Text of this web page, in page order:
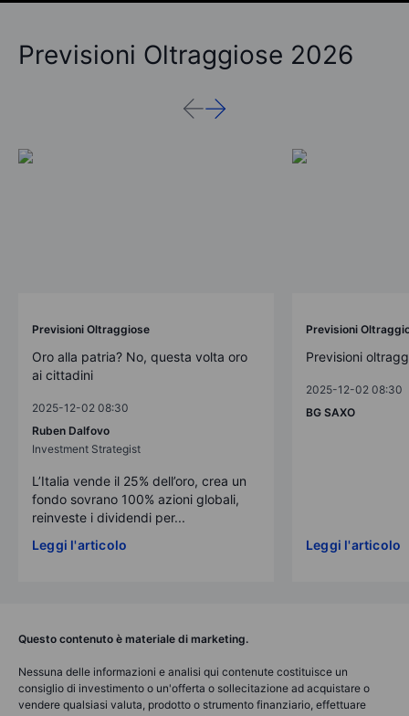
Previsioni Oltraggiose 2026
Previsioni Oltraggiose
Oro alla patria? No, questa volta oro
ai cittadini
2025-12-02 08:30
Ruben Dalfovo
Investment Strategist
L’Italia vende il 25% dell’oro, crea un
fondo sovrano 100% azioni globali,
reinveste i dividendi per...
Leggi l'articolo
Previsioni
Previsioni
2025-12-02 08:30
BG SAXO
Leggi l'articolo
Questo contenuto è materiale di marketing.
Nessuna delle informazioni e analisi qui contenute costituisce un
consiglio di investimento o un'offerta o sollecitazione ad acquistare o
vendere qualsiasi valuta, prodotto o strumento finanziario, effettuare